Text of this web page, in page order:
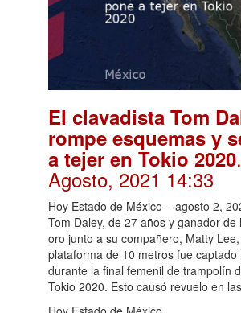
El clavadista Tom
rompe esquemas y
a tejer en Tokio 2020
Agosto, 2021 14:33
Hoy Estado de México – agosto 2,
Tom Daley, de 27 años y ganador de
oro junto a su compañero, Matty
plataforma de 10 metros fue captado
durante la final femenil de trampolín
Tokio 2020. Esto causó revuelo en